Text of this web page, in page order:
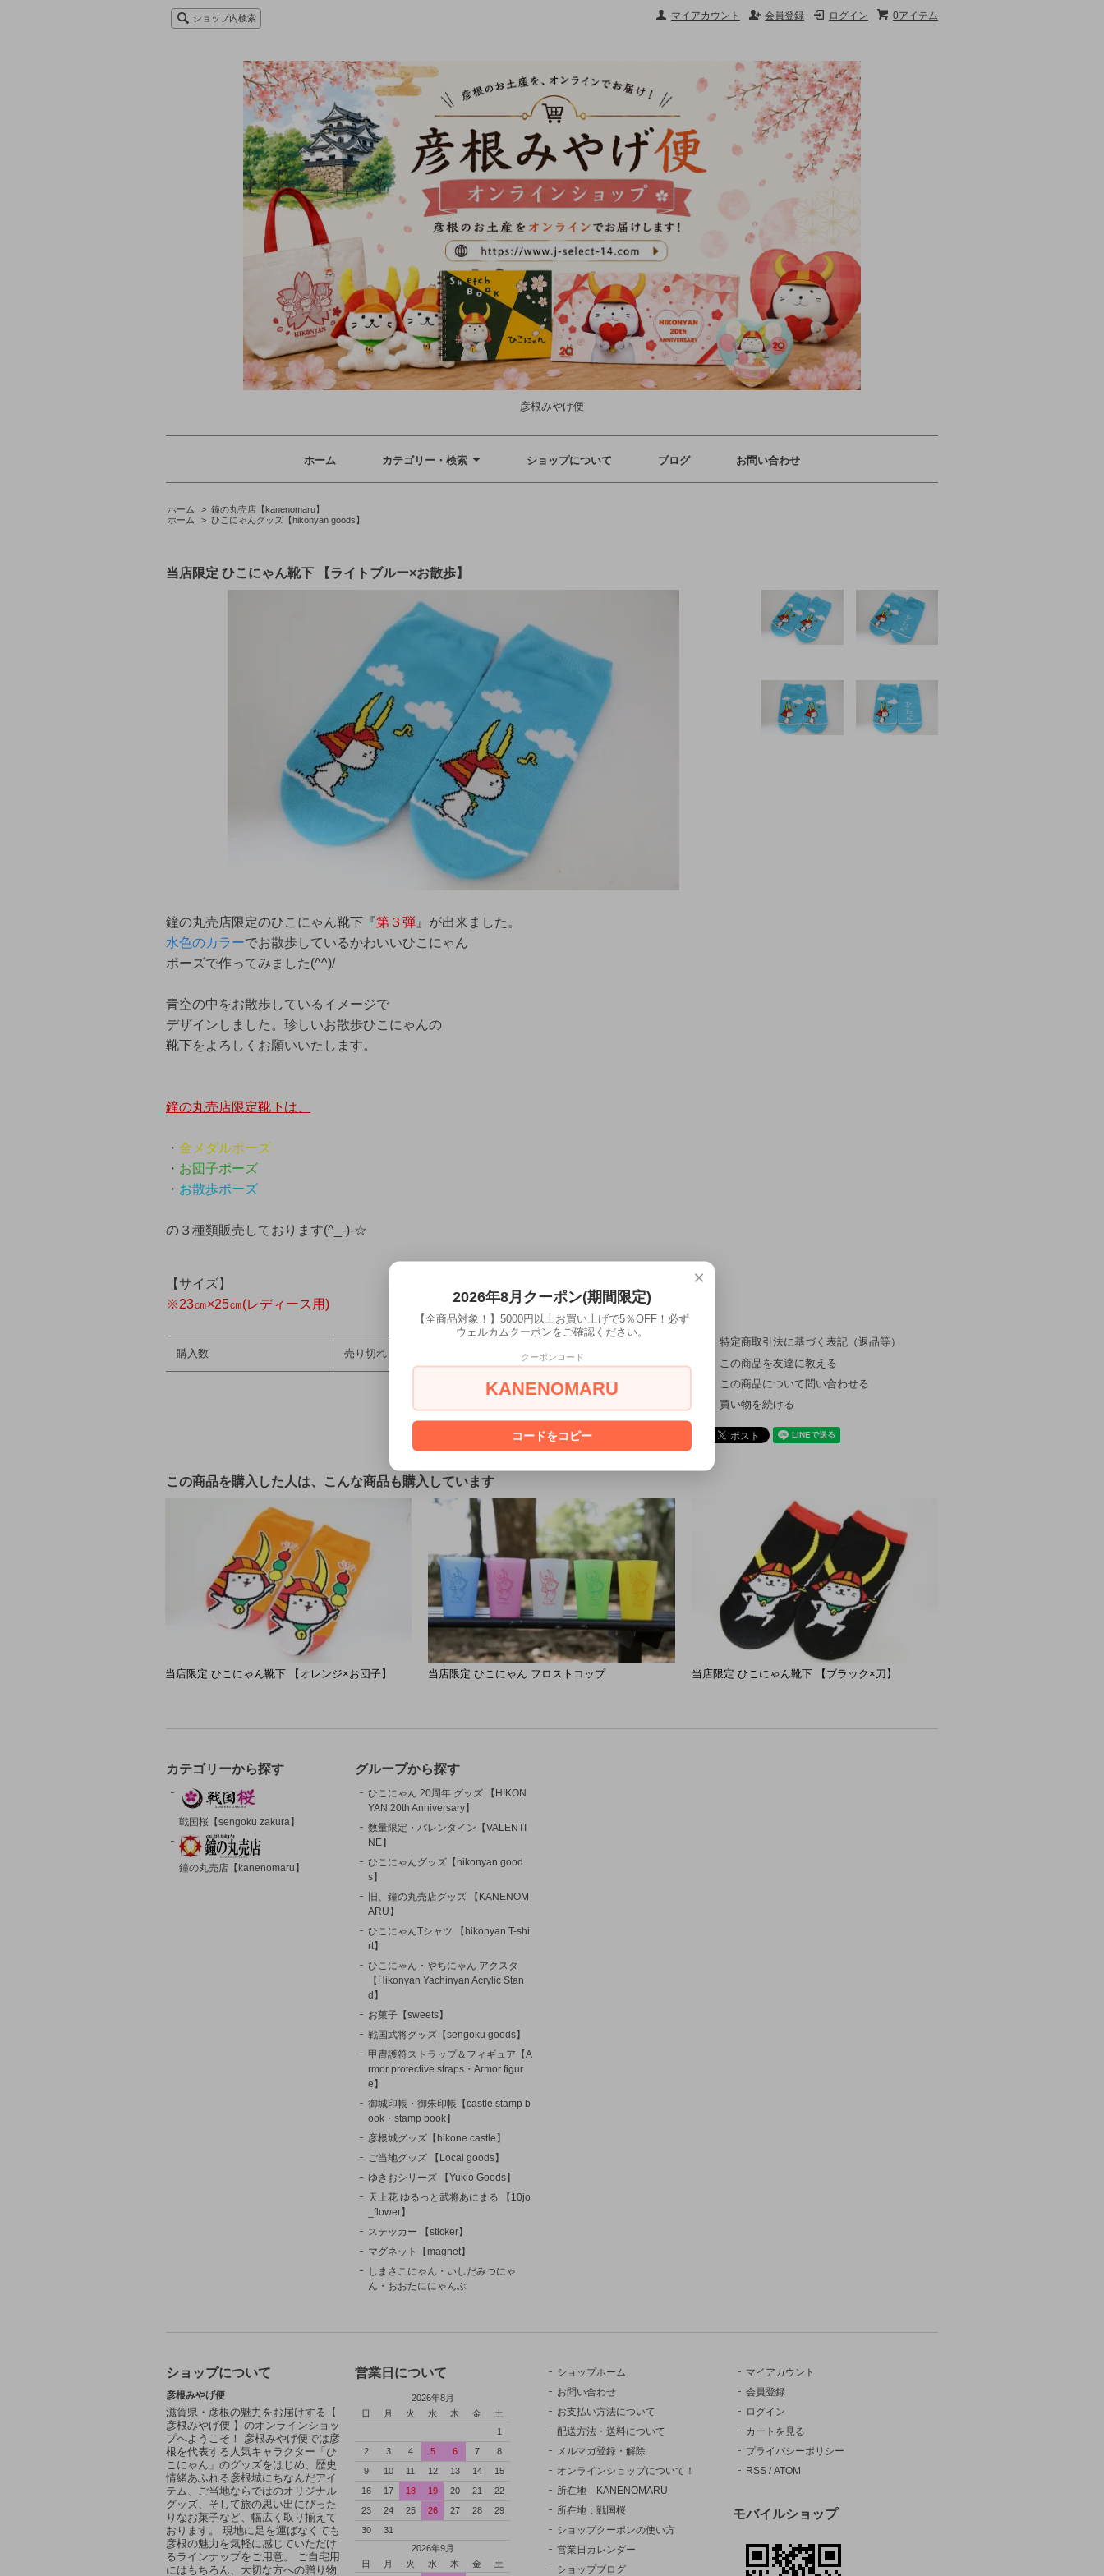
0アイテム
ログイン
会員登録
マイアカウント
ショップ内検索
彦根みやげ便
ホーム カテゴリー・検索 ショップについて ブログ お問い合わせ
ホーム > 鐘の丸売店【kanenomaru】
ホーム
> ひこにゃんグッズ【hikonyan goods】
当店限定 ひこにゃん靴下 【ライトブルー×お散歩】
鐘の丸売店限定のひこにゃん靴下『第３弾』が出来ました。
水色のカラーでお散歩しているかわいいひこにゃん
ポーズで作ってみました(^^)/
青空の中をお散歩しているイメージで
デザインしました。珍しいお散歩ひこにゃんの
靴下をよろしくお願いいたします。
鐘の丸売店限定靴下は、
・ 金メダルポーズ
・ お団子ポーズ
・ お散歩ポーズ
の３種類販売しております(^_-)-☆
【サイズ】
※23㎝×25㎝(レディース用)
購入数 売り切れ
特定商取引法に基づく表記（返品等）
この商品を友達に教える
この商品について問い合わせる
買い物を続ける
この商品を購入した人は、こんな商品も購入しています
当店限定 ひこにゃん靴下 【オレンジ×お団子】 当店限定 ひこにゃん フロストコップ 当店限定 ひこにゃん靴下 【ブラック×刀】
カテゴリーから探す
戦国桜【sengoku zakura】
鐘の丸売店【kanenomaru】
グループから探す
ひこにゃん 20周年 グッズ 【HIKON
YAN 20th Anniversary】
数量限定・バレンタイン【VALENTI
NE】
ひこにゃんグッズ【hikonyan good
s】
旧、鐘の丸売店グッズ 【KANENOM
ARU】
ひこにゃんTシャツ 【hikonyan T-shi
rt】
ひこにゃん・やちにゃん アクスタ
【Hikonyan Yachinyan Acrylic Stan
d】
お菓子【sweets】
戦国武将グッズ【sengoku goods】
甲冑護符ストラップ＆フィギュア【A
rmor protective straps・Armor figur
e】
御城印帳・御朱印帳【castle stamp b
ook・stamp book】
彦根城グッズ【hikone castle】
ご当地グッズ 【Local goods】
ゆきおシリーズ 【Yukio Goods】
天上花 ゆるっと武将あにまる 【10jo
_flower】
ステッカー 【sticker】
マグネット【magnet】
しまさこにゃん・いしだみつにゃ
ん・おおたににゃんぶ
ショップについて
彦根みやげ便
滋賀県・彦根の魅力をお届けする【
彦根みやげ便 】のオンラインショッ
プへようこそ！ 彦根みやげ便では彦
根を代表する人気キャラクター「ひ
こにゃん」のグッズをはじめ、歴史
情緒あふれる彦根城にちなんだアイ
テム、ご当地ならではのオリジナル
グッズ、そして旅の思い出にぴった
りなお菓子など、幅広く取り揃えて
おります。 現地に足を運ばなくても
彦根の魅力を気軽に感じていただけ
るラインナップをご用意。 ご自宅用
にはもちろん、大切な方への贈り物
営業日について
2026年8月
日
月 火 水 木 金
土
1
2
3 4 5 6 7
8
9
10 11 12 13 14
15
16
17 18 19 20 21
22
23
24 25 26 27 28
29
30
31
2026年9月
日
月 火 水 木 金 土
ショップホーム
お問い合わせ
お支払い方法について
配送方法・送料について
メルマガ登録・解除
オンラインショップについて！
所在地 KANENOMARU
所在地：戦国桜
ショップクーポンの使い方
営業日カレンダー
ショップブログ
マイアカウント
会員登録
ログイン
カートを見る
プライバシーポリシー
RSS /ATOM
モバイルショップ
×
2026年8月クーポン(期間限定)
【全商品対象！】5000円以上お買い上げで5％OFF！必ず
ウェルカムクーポンをご確認ください。
クーポンコード
KANENOMARU
コードをコピー